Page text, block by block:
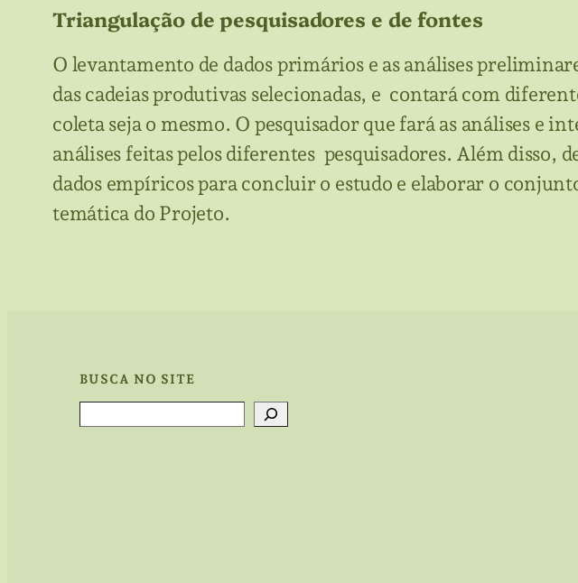
Triangulação de pesquisadores e de fontes
O levantamento de dados primários e as análises
das cadeias produtivas selecionadas, e contará com
coleta seja o mesmo. O pesquisador que fará as análises e
análises feitas pelos diferentes pesquisadores. Além disso,
dados empíricos para concluir o estudo e elaborar o
temática do Projeto.
BUSCA NO SITE